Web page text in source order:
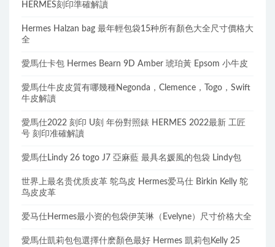
HERMES刻印準確解讀
Hermes Halzan bag 最年輕包袋15种所有顏色大全尺寸價格大
全
愛馬仕卡包 Hermes Bearn 9D Amber 琥珀黃 Epsom 小牛皮
愛馬仕牛皮皮質有哪幾種Negonda，Clemence，Togo，Swift
牛皮解讀
愛馬仕2022 刻印 U刻 年份對照錶 HERMES 2022最新 工匠
号 刻印准確解讀
愛馬仕Lindy 26 togo J7 亞麻藍 最具名媛風的包袋 Lindy包
世界上最名贵优质皮革 鸵鸟皮 Hermes爱马仕 Birkin Kelly 鸵
鸟皮皮革
爱马仕Hermes最小资的包袋伊芙琳（Evelyne）尺寸价格大全
愛馬仕凱莉包包選擇什麽顏色最好 Hermes 凱莉包Kelly 25